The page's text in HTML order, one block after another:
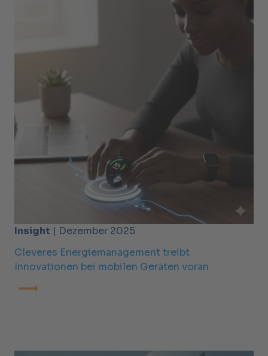
Insight | Dezember 2025
Cleveres Energiemanagement treibt
Innovationen bei mobilen Geräten voran